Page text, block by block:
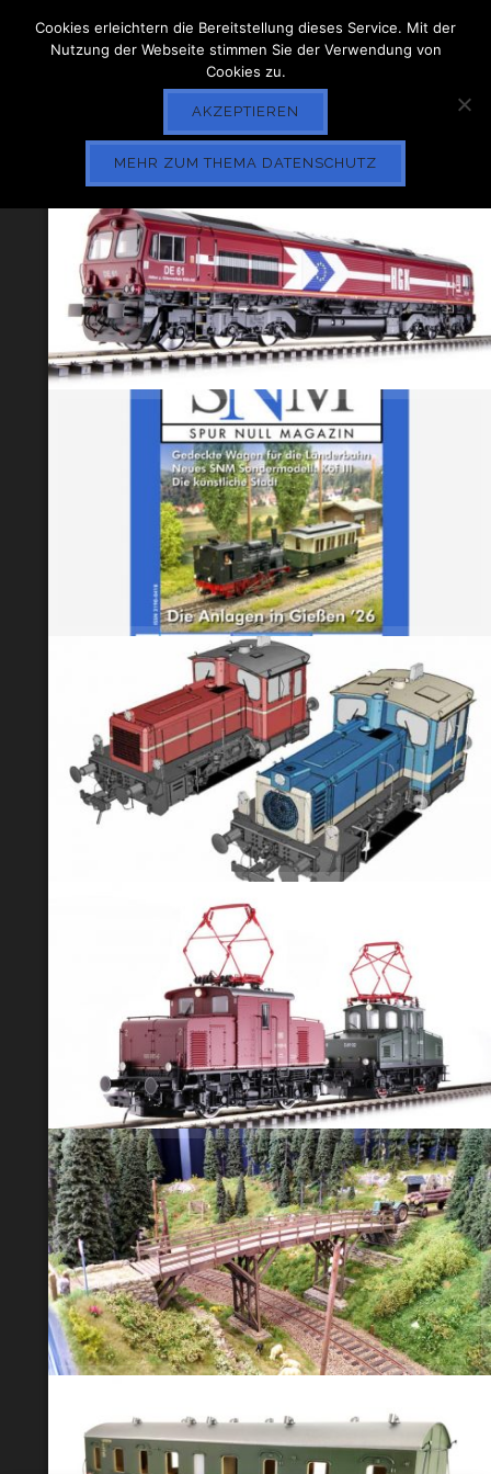
Class 66 von Dapol
Neues SNM Sondermodell: Köf III
Lenz liefert die E 69 aus.
Cambach vor der Höhe in Lauingen 2026
Cookies erleichtern die Bereitstellung dieses Service. Mit der
Nutzung der Webseite stimmen Sie der Verwendung von
Cookies zu.
AKZEPTIEREN
MEHR ZUM THEMA DATENSCHUTZ